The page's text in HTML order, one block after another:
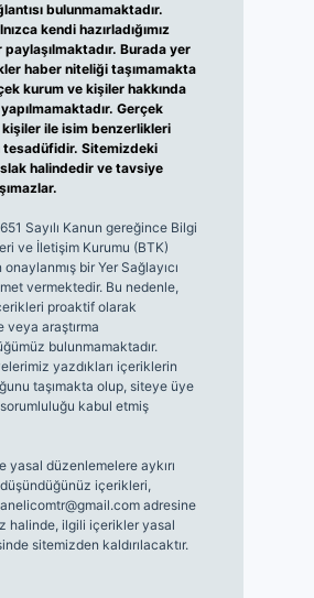
bulunmamaktadır.
kendi hazırladığımız
paylaşılmaktadır. Burada yer
haber niteliği taşımamakta
kurum ve kişiler hakkında
Gerçek
ile isim benzerlikleri
tesadüfidir. Sitemizdeki
halindedir ve tavsiye
Sayılı Kanun gereğince Bilgi
ve İletişim Kurumu (BTK)
onaylanmış bir Yer Sağlayıcı
vermektedir. Bu nedenle,
proaktif olarak
veya araştırma
bulunmamaktadır.
yazdıkları içeriklerin
taşımakta olup, siteye üye
kabul etmiş
yasal düzenlemelere aykırı
içerikleri,
adresine
halinde, ilgili içerikler yasal
sitemizden kaldırılacaktır.